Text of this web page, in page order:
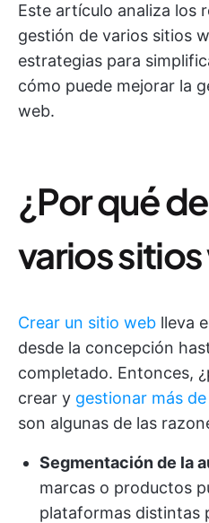
Este artículo analiza los
gestión de varios sitios
estrategias para
cómo puede mejorar la
web.
¿Por qué
varios
Crear un sitio web lleva
desde la concepción
completado. Entonces,
crear y gestionar más
son algunas de las
Segmentación de la
marcas o productos
plataformas distintas